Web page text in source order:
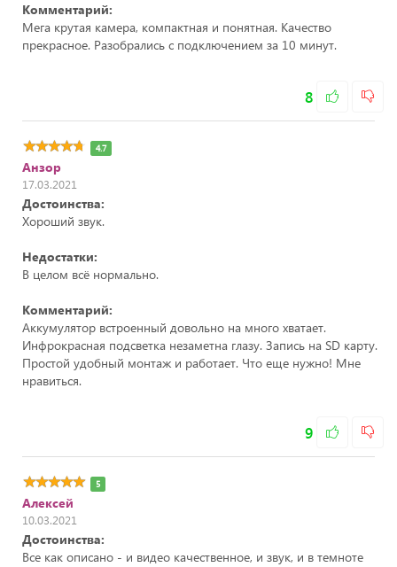
Комментарий:
Мега крутая камера, компактная и понятная. Качество
прекрасное. Разобрались с подключением за 10 минут.
8
4.7
Анзор
17.03.2021
Достоинства:
Хороший звук.
Недостатки:
В целом всё нормально.
Комментарий:
Аккумулятор встроенный довольно на много хватает.
Инфрокрасная подсветка незаметна глазу. Запись на SD карту.
Простой удобный монтаж и работает. Что еще нужно! Мне
нравиться.
9
5
Алексей
10.03.2021
Достоинства:
Все как описано - и видео качественное, и звук, и в темноте